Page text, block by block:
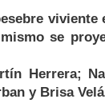
se
Herrera;
y Brisa